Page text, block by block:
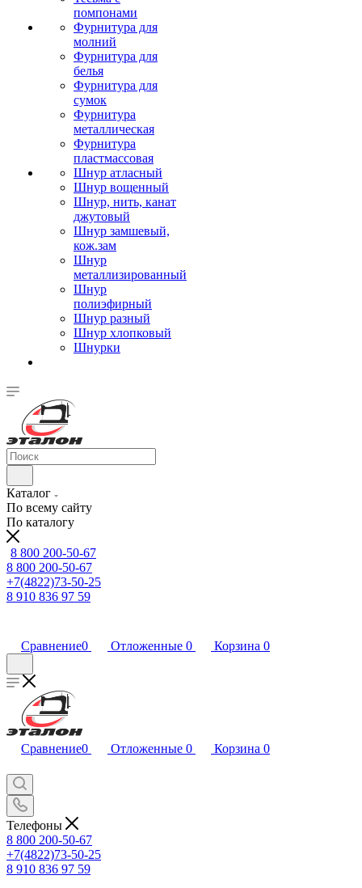
помпонами
Фурнитура для
молний
Фурнитура для
белья
Фурнитура для
сумок
Фурнитура
металлическая
Фурнитура
пластмассовая
Шнур атласный
Шнур вощенный
Шнур, нить, канат
джутовый
Шнур замшевый,
кож.зам
Шнур
металлизированный
Шнур
полиэфирный
Шнур разный
Шнур хлопковый
Шнурки
Каталог
По всему сайту
По каталогу
8 800 200-50-67
8 800 200-50-67
+7(4822)73-50-25
8 910 836 97 59
Сравнение0 Отложенные 0 Корзина 0
Сравнение0 Отложенные 0 Корзина 0
Телефоны
8 800 200-50-67
+7(4822)73-50-25
8 910 836 97 59